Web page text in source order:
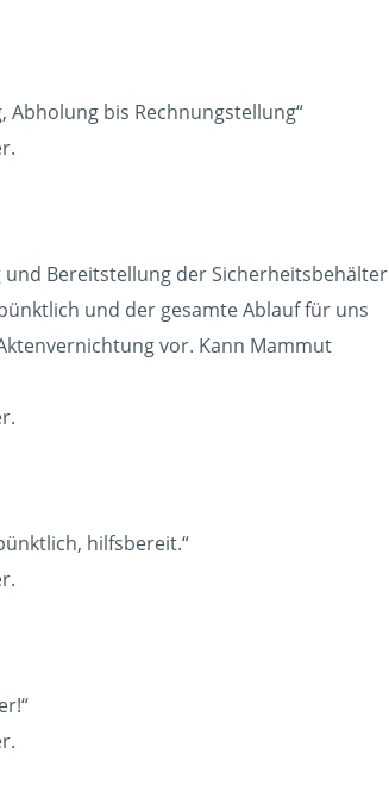
Abholung bis Rechnungstellung“
und Bereitstellung der Sicherheitsbehälter
und der gesamte Ablauf für uns
vor. Kann Mammut
hilfsbereit.“